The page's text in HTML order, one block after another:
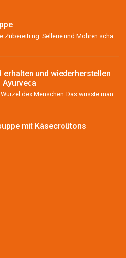
Erbsensuppe Zubereitung: Sellerie und Möhren schälen, grob stückeln und &#8211; wenn vorhanden &#...
erhalten und wiederherstellen
Der Darm ist die Wurzel des Menschen. Das wusste man schon im Altertum und vor über 2000 Jahren im ...
mit Käsecroûtons